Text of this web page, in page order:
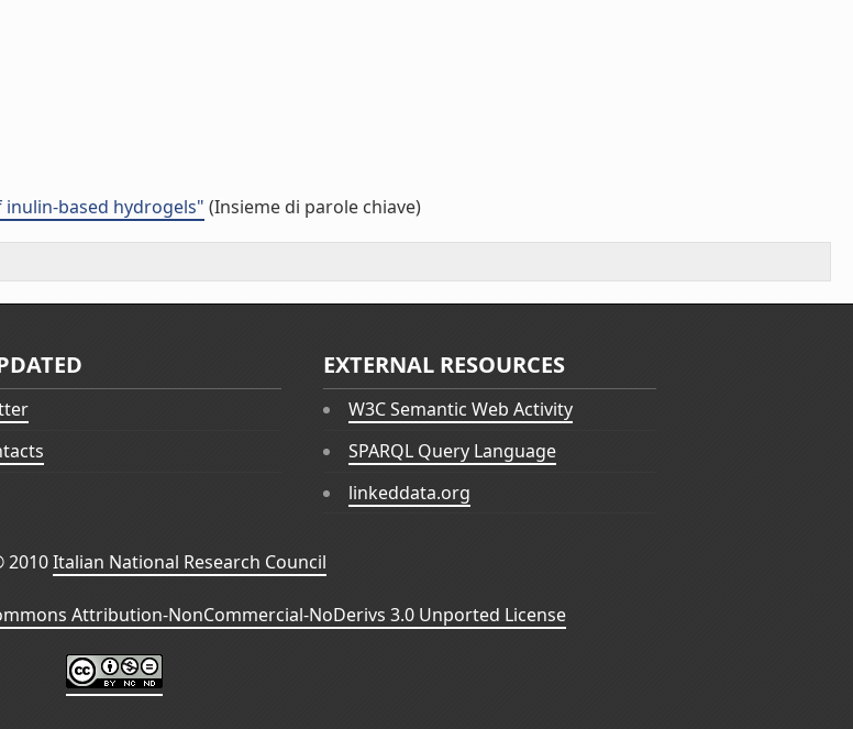
based hydrogels" (Insieme di parole chiave)
EXTERNAL RESOURCES
W3C Semantic Web Activity
SPARQL Query Language
linkeddata.org
2010Italian National Research Council
Attribution-NonCommercial-NoDerivs 3.0 Unported License